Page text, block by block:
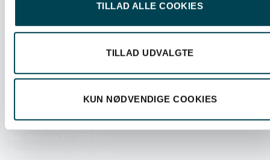
TILLAD ALLE COOKIES
TILLAD UDVALGTE
KUN NØDVENDIGE COOKIES
Mandag, tirsdag, torsdag: 09:00 - 15.00